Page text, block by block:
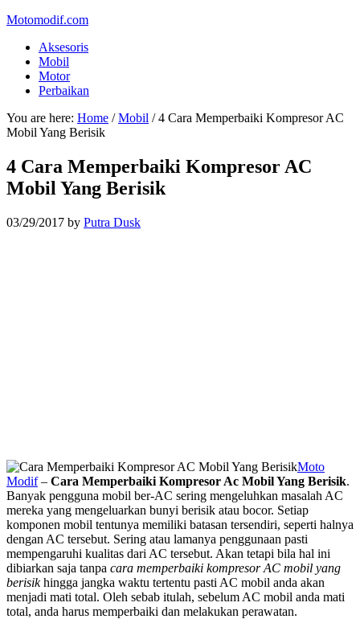
Motomodif.com
Aksesoris
Mobil
Motor
Perbaikan
You are here: Home / Mobil /4 Cara Memperbaiki Kompresor AC
Mobil Yang Berisik
4 Cara Memperbaiki Kompresor AC
Mobil Yang Berisik
03/29/2017 by Putra Dusk
Moto
Modif– Cara Memperbaiki Kompresor Ac Mobil Yang Berisik.
Banyak pengguna mobil ber-AC sering mengeluhkan masalah AC
mereka yang mengeluarkan bunyi berisik atau bocor. Setiap
komponen mobil tentunya memiliki batasan tersendiri, seperti halnya
dengan AC tersebut. Sering atau lamanya penggunaan pasti
mempengaruhi kualitas dari AC tersebut. Akan tetapi bila hal ini
dibiarkan saja tanpa cara memperbaiki kompresor AC mobil yang
berisikhingga jangka waktu tertentu pasti AC mobil anda akan
menjadi mati total. Oleh sebab itulah, sebelum AC mobil anda mati
total, anda harus memperbaiki dan melakukan perawatan.